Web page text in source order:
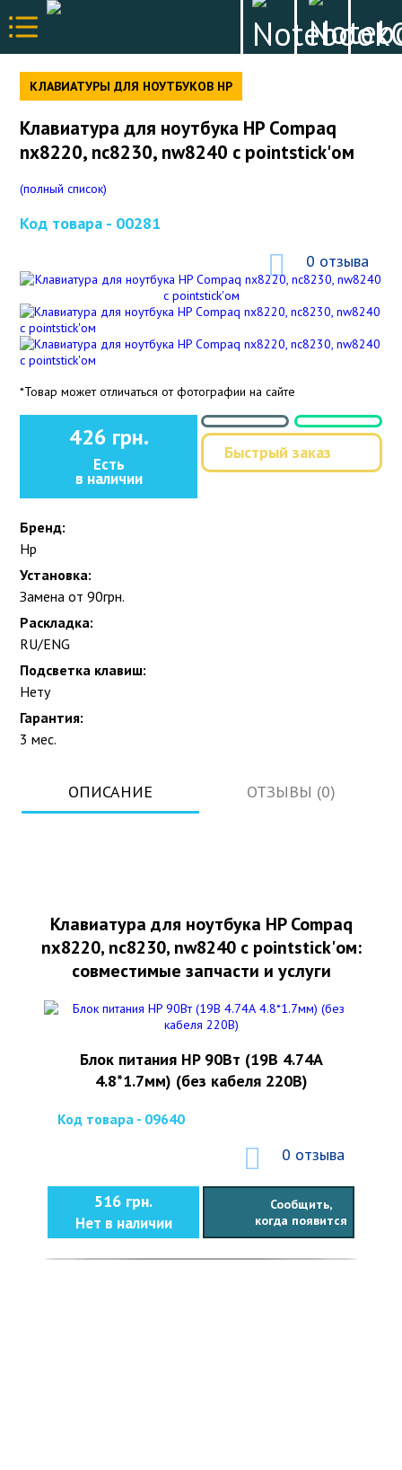
КЛАВИАТУРЫ ДЛЯ НОУТБУКОВ HP
Клавиатура для ноутбука HP Compaq
nx8220, nc8230, nw8240 с pointstick'ом
(полный список)
Код товара - 00281
0 отзыва
*Товар может отличаться от фотографии на сайте
426 грн.
Есть
в наличии
Быстрый заказ
Бренд:
Hp
Установка:
Замена от 90грн.
Раскладка:
RU/ENG
Подсветка клавиш:
Нету
Гарантия:
3 мес.
ОПИСАНИЕ ОТЗЫВЫ (0)
Клавиатура для ноутбука HP Compaq
nx8220, nc8230, nw8240 с pointstick'ом:
совместимые запчасти и услуги
Блок питания HP 90Вт (19В 4.74А
4.8*1.7мм) (без кабеля 220В)
Код товара - 09640
0 отзыва
516 грн.
Нет в наличии
Сообщить,
когда появится